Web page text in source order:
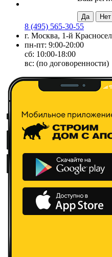
8 (495) 565-30-55
г. Москва, 1-й
пн-пт: 9:00-20:00
сб: 10:00-18:00
вс: (по договоренности)